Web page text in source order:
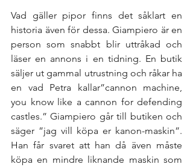
Vad gäller pipor finns det såklart en
historia även för dessa. Giampiero är en
person som snabbt blir uttråkad och
läser en annons i en tidning. En butik
säljer ut gammal utrustning och råkar ha
en vad Petra kallar”cannon machine,
you know like a cannon for defending
castles.” Giampiero går till butiken och
säger ”jag vill köpa er kanon-maskin”.
Han får svaret att han då även måste
köpa en mindre liknande maskin som